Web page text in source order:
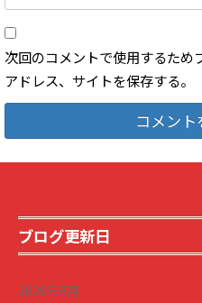
次回のコメントで使用するた
アドレス、サイトを保存する。
ブログ更新日
2026年8月